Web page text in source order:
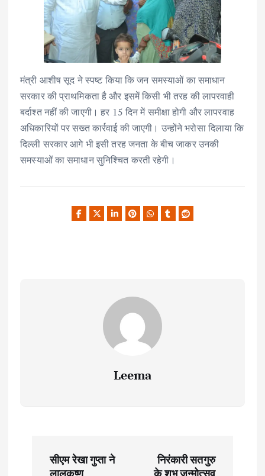
मंत्री आशीष सूद ने स्पष्ट किया कि जन समस्याओं का समाधान
सरकार की प्राथमिकता है और इसमें किसी भी तरह की लापरवाही
बर्दाश्त नहीं की जाएगी। हर 15 दिन में समीक्षा होगी और लापरवाह
अधिकारियों पर सख्त कार्रवाई की जाएगी। उन्होंने भरोसा दिलाया कि
दिल्ली सरकार आगे भी इसी तरह जनता के बीच जाकर उनकी
समस्याओं का समाधान सुनिश्चित करती रहेगी।
Leema
सीएम रेखा गुप्ता ने
निरंकारी सतगुरु